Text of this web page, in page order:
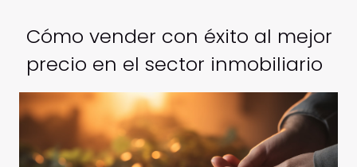
Cómo vender con éxito al mejor
precio en el sector inmobiliario